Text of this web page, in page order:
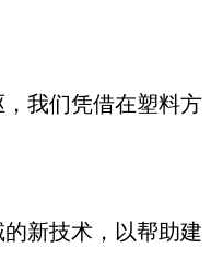
我们凭借在塑料方
新技术，以帮助建